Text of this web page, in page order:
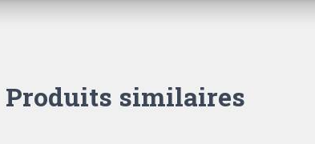
Produits similaires